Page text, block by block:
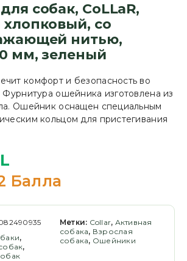
собак, CoLLaR,
со
нитью,
мм, зеленый
комфорт и безопасность во
Фурнитура ошейника изготовлена из
Ошейник оснащен специальным
кольцом для пристегивания
Балла
,
,
Метки: Collar, Активная
собака, Взрослая
собака, Ошейники